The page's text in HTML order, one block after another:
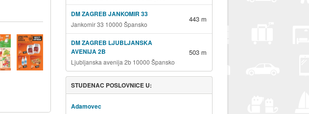
DM ZAGREB JANKOMIR 33
Jankomir 33 10000 Špansko
443 m
DM ZAGREB LJUBLJANSKA
AVENIJA 2B
Ljubljanska avenija 2b 10000 Špansko
503 m
STUDENAC POSLOVNICE U:
Adamovec